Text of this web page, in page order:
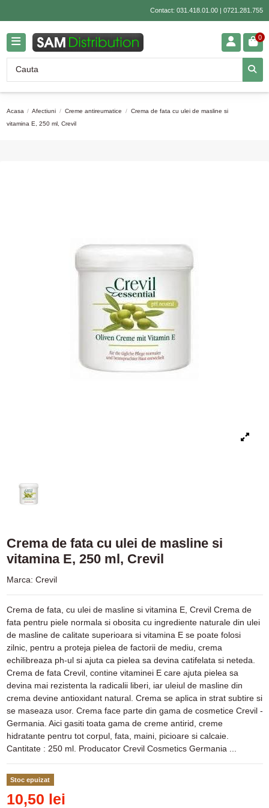
Contact: 031.418.01.00| 0721.281.755
0
Acasa Afectiuni Creme antireumatice
Crema de fata cu ulei de masline si
vitamina E, 250 ml, Crevil
Crema de fata cu ulei de masline si
vitamina E, 250 ml, Crevil
Marca: Crevil
Crema de fata, cu ulei de masline si vitamina E, Crevil Crema de
fata pentru piele normala si obosita cu ingrediente naturale din ulei
de masline de calitate superioara si vitamina E se poate folosi
zilnic, pentru a proteja pielea de factorii de mediu, crema
echilibreaza ph-ul si ajuta ca pielea sa devina catifelata si neteda.
Crema de fata Crevil, contine vitaminei E care ajuta pielea sa
devina mai rezistenta la radicalii liberi, iar uleiul de masline din
crema devine antioxidant natural. Crema se aplica in strat subtire si
se maseaza usor. Crema face parte din gama de cosmetice Crevil -
Germania. Aici gasiti toata gama de creme antirid, creme
hidratante pentru tot corpul, fata, maini, picioare si calcaie.
Cantitate : 250 ml. Producator Crevil Cosmetics Germania ...
Stoc epuizat
10,50 lei